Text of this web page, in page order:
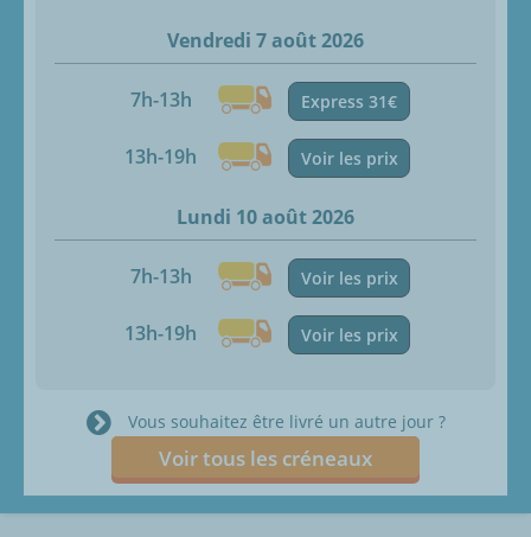
Vendredi 7 août 2026
7h-13h Express 31€
13h-19h Voir les prix
Lundi 10 août 2026
7h-13h Voir les prix
13h-19h Voir les prix
Vous souhaitez être livré un autre jour ?
Voir tous les créneaux